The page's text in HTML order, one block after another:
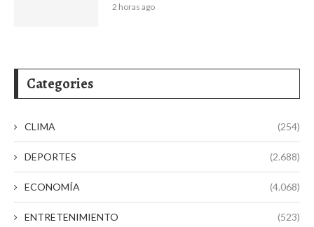
2 horas ago
Categories
CLIMA (254)
DEPORTES (2.688)
ECONOMÍA (4.068)
ENTRETENIMIENTO (523)